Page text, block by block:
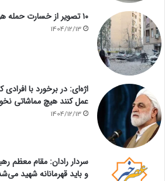
۱۰ تصویر از خسارت حمله هوایی به خیابان‌های تهران
1404/12/13
اژه‌ای: در برخورد با
عمل کنند هیچ مماشاتی
1404/12/13
سردار رادان: مقام معظم
و باید قهرمانانه شهید